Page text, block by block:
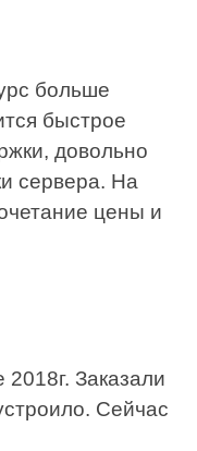
больше
быстрое
довольно
сервера. На
цены и
Заказали
Сейчас